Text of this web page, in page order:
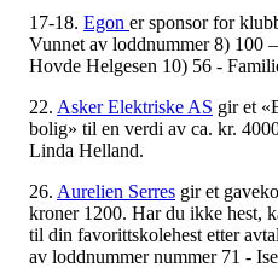
17-18. Egon er sponsor for
Vunnet av loddnummer 8) 100
Hovde Helgesen 10) 56 -
22. Asker Elektriske AS gir et
bolig» til en verdi av ca. kr.
Linda Helland.
26. Aurelien Serres gir et
kroner 1200. Har du ikke hest,
til din favorittskolehest etter
av loddnummer nummer 71 -